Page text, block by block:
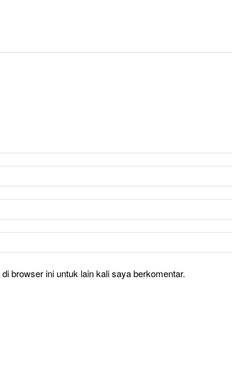
browser ini untuk lain kali saya berkomentar.